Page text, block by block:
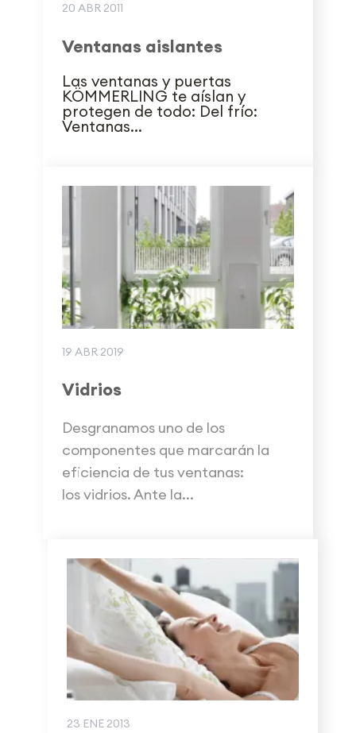
20 ABR 2011
Ventanas aislantes
Las ventanas y puertas
KÖMMERLING te aíslan y
protegen de todo: Del frío:
Ventanas...
19 ABR 2019
Vidrios
Desgranamos uno de los
componentes que marcarán la
eficiencia de tus ventanas:
los vidrios. Ante la...
23 ENE 2013